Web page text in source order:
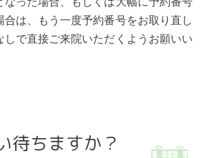
合は、もう一度予約番号をお取り直し
しで直接ご来院いただくようお願いい
ちますか？